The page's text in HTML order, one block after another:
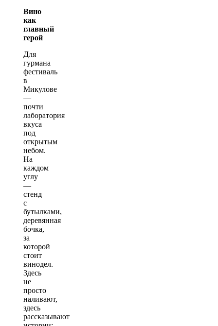
Вино
как
главный
герой
Для
гурмана
фестиваль
в
Микулове
—
почти
лаборатория
вкуса
под
открытым
небом.
На
каждом
углу
—
стенд
с
бутылками,
деревянная
бочка,
за
которой
стоит
винодел.
Здесь
не
просто
наливают,
здесь
рассказывают